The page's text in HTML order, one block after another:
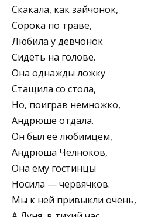
Скакала, как зайчонок,
Сорока по траве,
Любила у девчонок
Сидеть на голове.
Она однажды ложку
Стащила со стола,
Но, поиграв немножко,
Андрюше отдала.
Он был её любимцем,
Андрюша Челноков,
Она ему гостинцы
Носила — червячков.
Мы к ней привыкли очень,